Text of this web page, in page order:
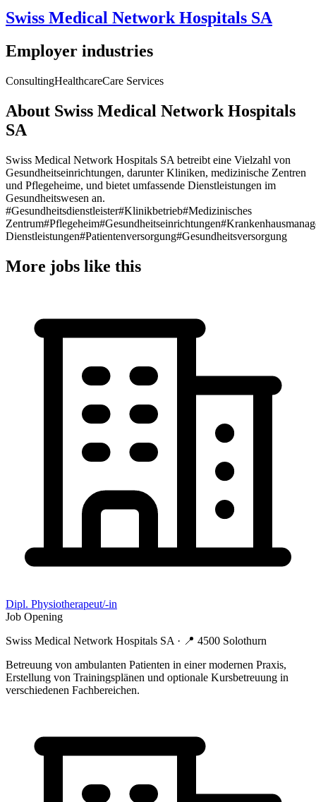
Swiss Medical Network Hospitals SA
Employer industries
ConsultingHealthcareCare Services
About Swiss Medical Network Hospitals
SA
Swiss Medical Network Hospitals SA betreibt eine Vielzahl von
Gesundheitseinrichtungen, darunter Kliniken, medizinische Zentren
und Pflegeheime, und bietet umfassende Dienstleistungen im
Gesundheitswesen an.
#Gesundheitsdienstleister#Klinikbetrieb#Medizinisches
Zentrum#Pflegeheim#Gesundheitseinrichtungen
Dienstleistungen#Patientenversorgung#Gesundheitsversorgung
More jobs like this
Dipl. Physiotherapeut/-in
Job Opening
Swiss Medical Network Hospitals SA · 📍 4500 Solothurn
Betreuung von ambulanten Patienten in einer modernen Praxis,
Erstellung von Trainingsplänen und optionale Kursbetreuung in
verschiedenen Fachbereichen.